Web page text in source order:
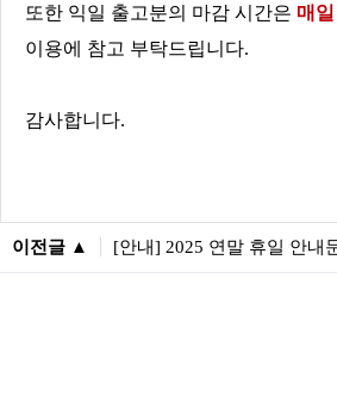
또한 익일 출고분의 마감 시간은 매
이용에 참고 부탁드립니다.
감사합니다.
이전글 ▲ [안내] 2025 연말 휴일 안내